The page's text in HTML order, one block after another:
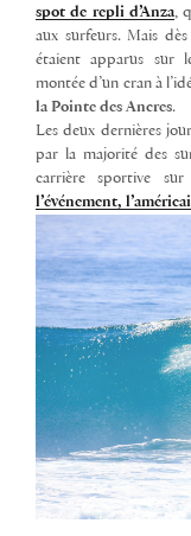
spot de repli d’Anza,
aux surfeurs. Mais
étaient apparus sur
montée d’un cran à
la Pointe des Ancres.
Les deux dernières
par la majorité des
carrière sportive
l’événement,